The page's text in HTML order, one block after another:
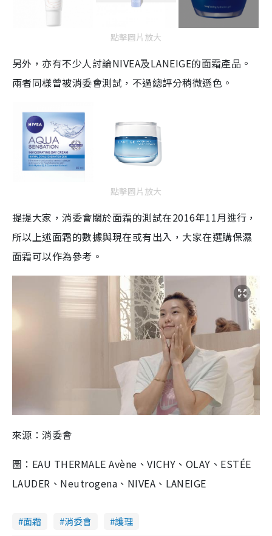
點擊圖片放大
另外，亦有不少人討論NIVEA及LANEIGE的面霜產品。
兩者同樣曾被消委會測試，不過總評分稍微遜色。
點擊圖片放大
提提大家，消委會關於面霜的測試在2016年11月進行，
所以上述面霜的數據與現在或有出入，大家在選購保濕
面霜可以作為參考。
來源：消委會
圖：EAU THERMALE Avène、VICHY、OLAY、ESTÉE
LAUDER、Neutrogena、NIVEA、LANEIGE
面霜 消委會 護理